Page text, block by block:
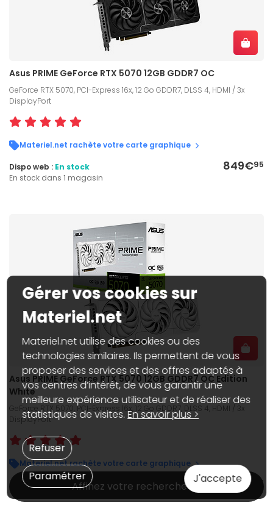
Asus PRIME GeForce RTX 5070 12GB GDDR7 OC
GeForce RTX 5070, PCI-Express 16x, 12 Go GDDR7, DLSS 4, HDMI / 3x
DisplayPort
Materiel.net rachète votre carte graphique
849€95
Dispo web : En stock
En stock dans 1 magasin
Asus PRIME GeForce RTX 5070 12GB GDDR7 OC Edition
White
GeForce RTX 5070, PCI-Express 16x, 12 Go GDDR7, DLSS 4, HDMI / 3x
DisplayPort
Materiel.net rachète votre carte graphique
899€ 95
Dispo web :En stockAffinez votre recherche
Gérer vos cookies sur
Materiel.net
Materiel.net utilise des cookies ou des
technologies similaires. Ils permettent de vous
proposer des services et des offres adaptés à
vos centres d’intérêt, de vous garantir une
meilleure expérience utilisateur et de réaliser des
statistiques de visites.En savoir plus >
J'accepte
Paramétrer
Refuser